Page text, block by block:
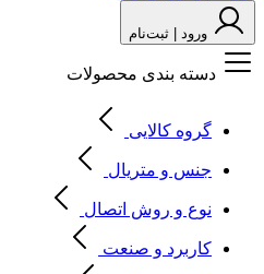
ورود | ثبت‌نام
دسته بندی محصولات
گروه کالایی
جنس و متریال
نوع و روش اتصال
کاربرد و صنعت